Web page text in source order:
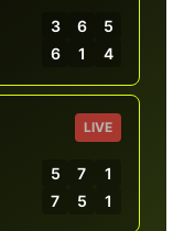
3 6
5
6 1 4
LIVE
5 7
1
7 5 1